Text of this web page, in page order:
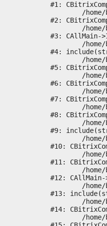
#1:
#2:
#3: CAllMain-
#4:
#5:
#6:
#7:
#8:
#9:
#10:
#11:
#12: CAllMain-
#13:
#14: